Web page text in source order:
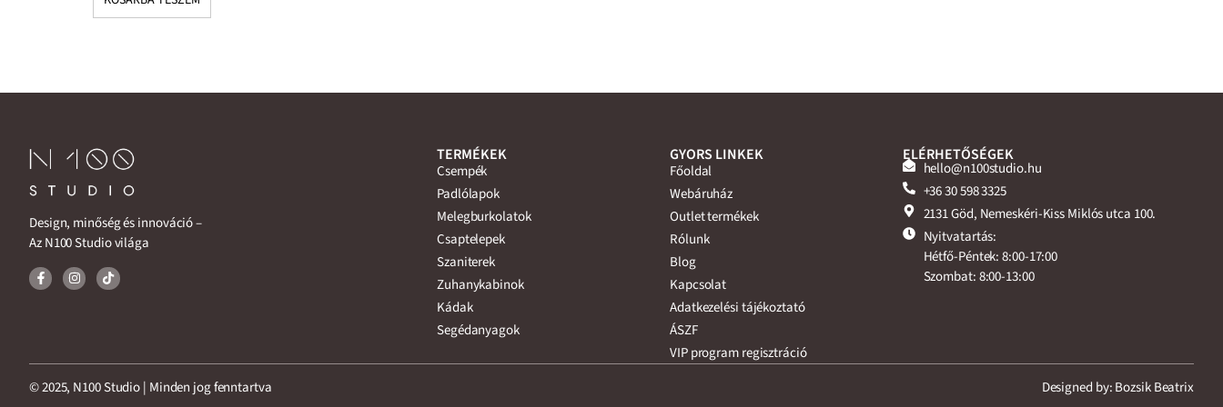
Design, minőség és innováció –
Az N100 Studio világa
TERMÉKEK
Csempék
Padlólapok
Melegburkolatok
Csaptelepek
Szaniterek
Zuhanykabinok
Kádak
Segédanyagok
GYORS LINKEK
Főoldal
Webáruház
Outlet termékek
Rólunk
Blog
Kapcsolat
Adatkezelési tájékoztató
ÁSZF
VIP program regisztráció
ELÉRHETŐSÉGEK
hello@n100studio.hu
+36 30 598 3325
2131 Göd, Nemeskéri-Kiss Miklós utca 100.
Nyitvatartás:
Hétfő-Péntek: 8:00-17:00
Szombat: 8:00-13:00
© 2025, N100 Studio | Minden jog fenntartva Designed by: Bozsik Beatrix